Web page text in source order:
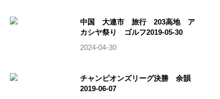
中国 大連市 旅行 203高地 ア
カシヤ祭り ゴルフ2019-05-30
2024-04-30
チャンピオンズリーグ決勝 余韻
2019-06-07